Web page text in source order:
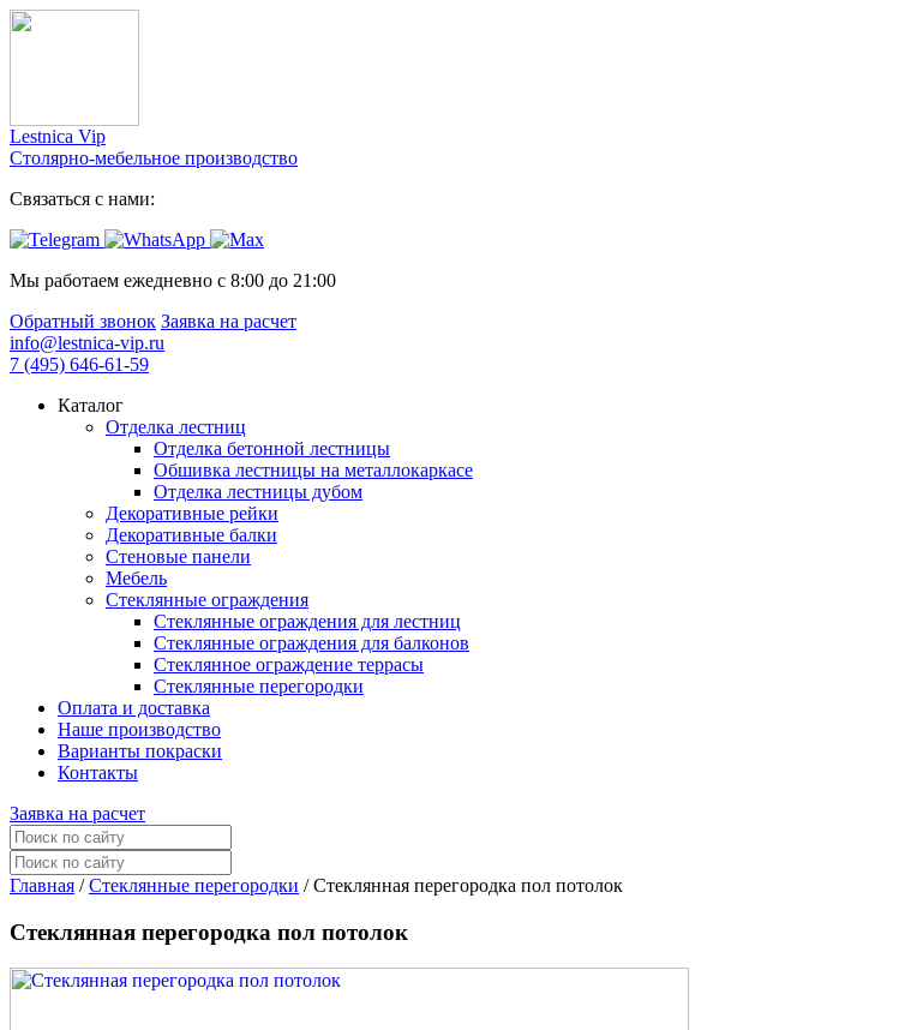
Lestnica Vip
Столярно-мебельное производство
Связаться с нами:
Мы работаем ежедневно с 8:00 до 21:00
Обратный звонок Заявка на расчет
info@lestnica-vip.ru
7 (495) 646-61-59
Каталог
Отделка лестниц
Отделка бетонной лестницы
Обшивка лестницы на металлокаркасе
Отделка лестницы дубом
Декоративные рейки
Декоративные балки
Стеновые панели
Мебель
Стеклянные ограждения
Стеклянные ограждения для лестниц
Стеклянные ограждения для балконов
Стеклянное ограждение террасы
Стеклянные перегородки
Оплата и доставка
Наше производство
Варианты покраски
Контакты
Заявка на расчет
Главная / Стеклянные перегородки / Стеклянная перегородка пол потолок
Стеклянная перегородка пол потолок